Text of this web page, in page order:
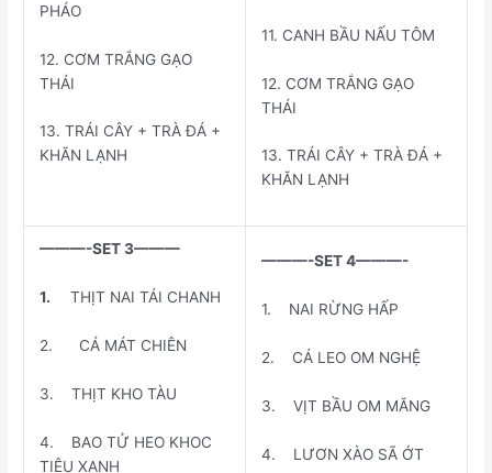
PHÁO
12. CƠM TRẮNG GẠO
THÁI
13. TRÁI CÂY + TRÀ ĐÁ +
KHĂN LẠNH
11. CANH BẦU NẤU TÔM
12. CƠM TRẮNG GẠO
THÁI
13. TRÁI CÂY + TRÀ ĐÁ +
KHĂN LẠNH
———-SET 3———
1. THỊT NAI TÁI CHANH
2. CÁ MÁT CHIÊN
3. THỊT KHO TÀU
4. BAO TỬ HEO KHOC
TIÊU XANH
———-SET 4———-
1. NAI RỪNG HẤP
2. CÁ LEO OM NGHỆ
3. VỊT BẦU OM MĂNG
4. LƯƠN XÀO SÃ ỚT